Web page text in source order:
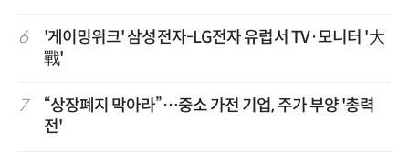
6
'게이밍위크' 삼성전자-LG전자 유럽서 TV·모니터 '大
戰'
7
“상장폐지 막아라”…중소 가전 기업, 주가 부양 '총력
전'